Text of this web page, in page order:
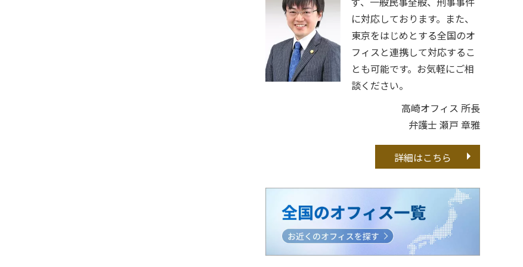
に対応しております。また、
東京をはじめとする全国のオ
フィスと連携して対応するこ
とも可能です。お気軽にご相
談ください。
高崎オフィス 所長
弁護士 瀬戸 章雅
詳細はこちら